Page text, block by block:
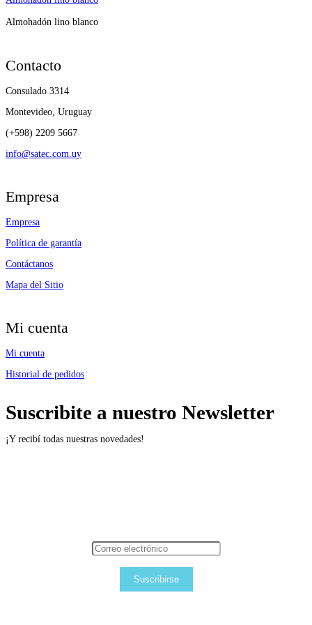
Almohadón lino blanco
Contacto
Consulado 3314
Montevideo, Uruguay
(+598) 2209 5667
info@satec.com.uy
Empresa
Empresa
Política de garantía
Contáctanos
Mapa del Sitio
Mi cuenta
Mi cuenta
Historial de pedidos
Suscribite a nuestro Newsletter
¡Y recibí todas nuestras novedades!
Suscribirse